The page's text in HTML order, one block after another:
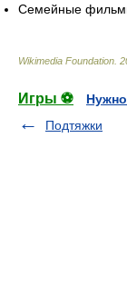
Семейные
Wikimedia Foundation
Игры ⚽
Подтяжки